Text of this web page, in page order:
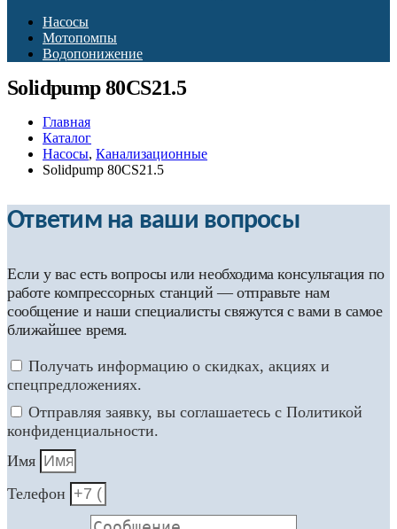
Насосы
Мотопомпы
Водопонижение
Solidpump 80CS21.5
Главная
Каталог
Насосы, Канализационные
Solidpump 80CS21.5
Ответим на ваши вопросы
Если у вас есть вопросы или необходима консультация по
работе компрессорных станций — отправьте нам
сообщение и наши специалисты свяжутся с вами в самое
ближайшее время.
Получать информацию о скидках, акциях и
спецпредложениях.
Отправляя заявку, вы соглашаетесь с Политикой
конфиденциальности.
Имя
Телефон